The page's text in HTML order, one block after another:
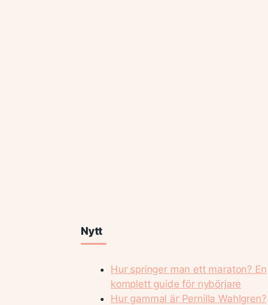
Nytt
Hur springer man ett maraton? En
komplett guide för nybörjare
Hur gammal är Pernilla Wahlgren?